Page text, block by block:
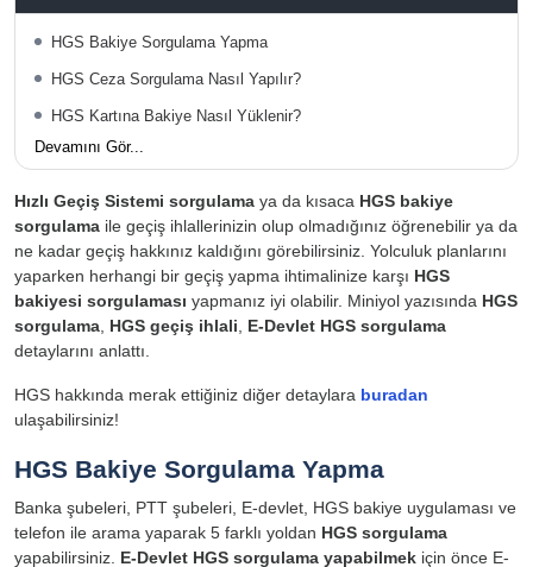
HGS Bakiye Sorgulama Yapma
HGS Ceza Sorgulama Nasıl Yapılır?
HGS Kartına Bakiye Nasıl Yüklenir?
Devamını Gör...
Hızlı Geçiş Sistemi sorgulama ya da kısaca HGS bakiye
sorgulama ile geçiş ihlallerinizin olup olmadığınız öğrenebilir ya da
ne kadar geçiş hakkınız kaldığını görebilirsiniz. Yolculuk planlarını
yaparken herhangi bir geçiş yapma ihtimalinize karşı HGS
bakiyesi sorgulaması yapmanız iyi olabilir. Miniyol yazısında HGS
sorgulama HGS geçiş ihlali
E-Devlet HGS sorgulama
detaylarını anlattı.
HGS hakkında merak ettiğiniz diğer detaylara buradan
ulaşabilirsiniz!
HGS Bakiye Sorgulama Yapma
Banka şubeleri, PTT şubeleri, E-devlet, HGS bakiye uygulaması ve
telefon ile arama yaparak 5 farklı yoldan HGS sorgulama
yapabilirsiniz. E-Devlet HGS sorgulama yapabilmek için önce E-